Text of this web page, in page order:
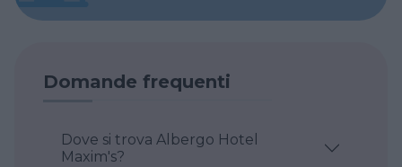
Domande frequenti
Dove si trova Albergo Hotel
Maxim's?